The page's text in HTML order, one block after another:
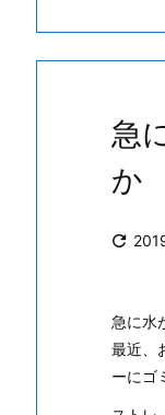
急
か

急に水
最近、
ーにゴ